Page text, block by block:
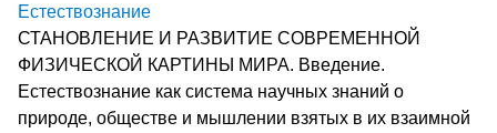
Естествознание
СТАНОВЛЕНИЕ И РАЗВИТИЕ СОВРЕМЕННОЙ
ФИЗИЧЕСКОЙ КАРТИНЫ МИРА. Введение.
Естествознание как система научных знаний о
природе, обществе и мышлении взятых в их взаимной